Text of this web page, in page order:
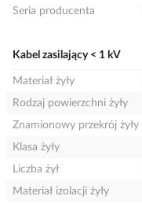
Seria producenta
Kabel zasilający < 1 kV
Materiał żyły
Rodzaj powierzchni żyły
Znamionowy przekrój żyły
Klasa żyły
Liczba żył
Materiał izolacji żyły